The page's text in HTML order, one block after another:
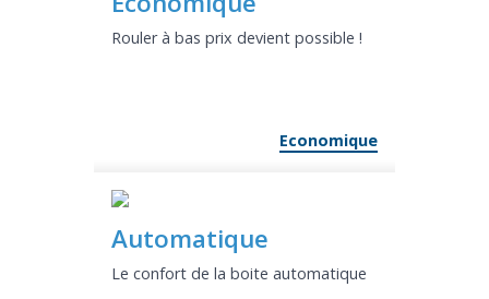
Rouler à bas prix devient possible !
Economique
Automatique
Le confort de la boite automatique